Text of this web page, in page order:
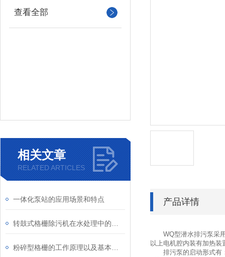
查看全部
相关文章
RELATED ARTICLES
一体化泵站的应用场景和特点 产品详情
WQ型潜水排污泵采用
以上电机腔内装有加热
排污泵的启动形式有：